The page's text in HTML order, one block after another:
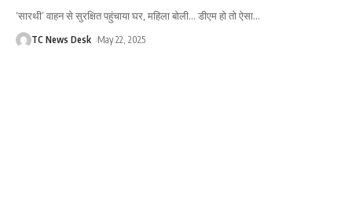
‘सारथी’ वाहन से सुरक्षित पहुंचाया घर, महिला बोली... डीएम हो तो ऐसा…
TC News Desk May 22, 2025